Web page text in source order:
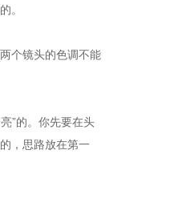
。
个镜头的色调不能
”的。你先要在头
，思路放在第一